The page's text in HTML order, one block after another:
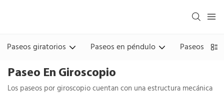
Paseos giratorios Paseos en péndulo Paseos en
Paseo En Giroscopio
Los paseos por giroscopio cuentan con una estructura mecánica